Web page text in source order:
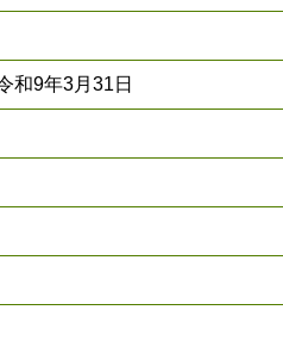
和9年3月31日